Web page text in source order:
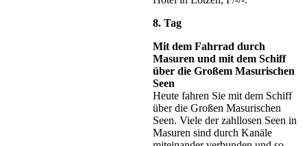
8. Tag
Mit dem Fahrrad durch
Masuren und mit dem Schiff
über die Großem Masurischen
Seen
Heute fahren Sie mit dem Schiff
über die Großen Masurischen
Seen. Viele der zahllosen Seen in
Masuren sind durch Kanäle